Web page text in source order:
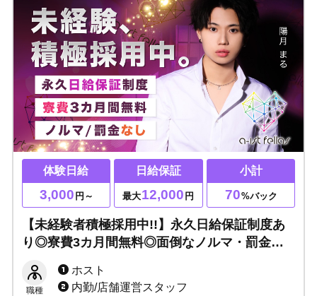
体験日給
3,000 円～
日給保証
最大12,000 円
小計
70%バック
【未経験者積極採用中!!】永久日給保証制度あ
り◎寮費3カ月間無料◎面倒なノルマ・罰金一
職種
ホスト
内勤/店舗運営スタッフ